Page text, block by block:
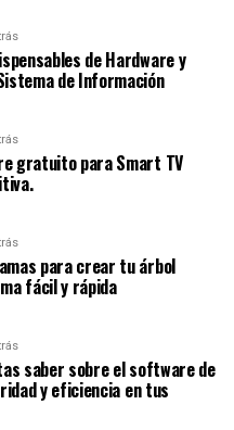
de Hardware y
de Información
gratuito para Smart TV
para crear tu árbol
fácil y rápida
saber sobre el software de
y eficiencia en tus